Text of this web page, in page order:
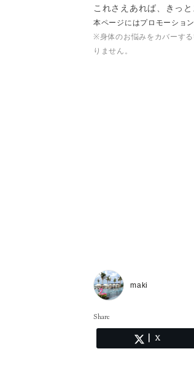
これさえあれば、きっ
本ページにはプロモーショ
※身体のお悩みをカバーす
りません。
maki
Share
X